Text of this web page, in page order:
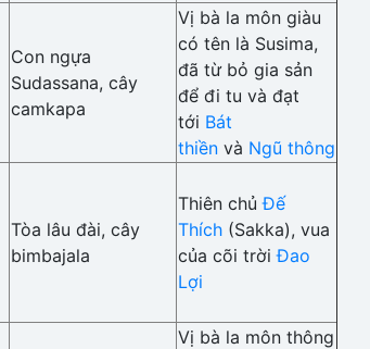
Con ngựa
Sudassana, cây
camkapa
Vị bà la môn giàu
có tên là Susima,
đã từ bỏ gia sản
để đi tu và đạt
tới Bát
thiền và Ngũ thông
Tòa lâu đài, cây
bimbajala
Thiên chủĐế
Thích (Sakka), vua
của cõi trờiĐao
Lợi
Vị bà la môn thông